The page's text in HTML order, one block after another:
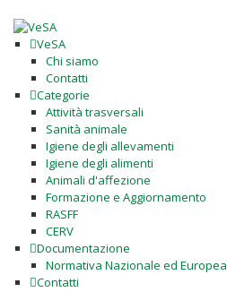
VeSA
Chi siamo
Contatti
Categorie
Attività trasversali
Sanità animale
Igiene degli allevamenti
Igiene degli alimenti
Animali d'affezione
Formazione e Aggiornamento
RASFF
CERV
Documentazione
Normativa Nazionale ed Europea
Contatti